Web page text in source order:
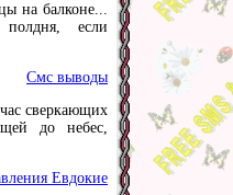
на балконе...
полдня, если
Смс выводы
сверкающих
до небес,
Евдокие